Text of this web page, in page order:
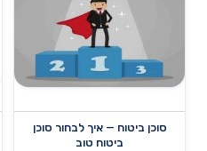
סוכן ביטוח — איך לבחור סוכן
ביטוח טוב